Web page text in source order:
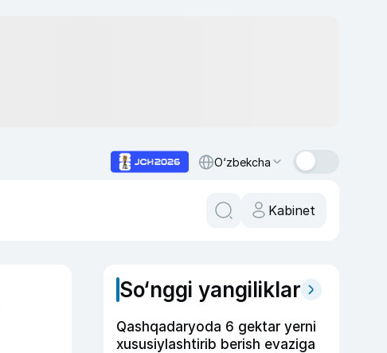
O‘zbekcha
Kabinet
So‘nggi yangiliklar
Qashqadaryoda 6 gektar yerni
xususiylashtirib berish evaziga